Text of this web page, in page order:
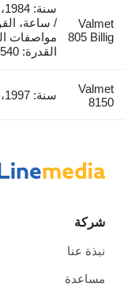
Valmet
805 Billig
القدرة: 540 لفة في الدقيقة
Valmet
8150
سنة: 1997، القوة: 120 حصان (88 kW)
شركة
نبذة عنا
مساعدة